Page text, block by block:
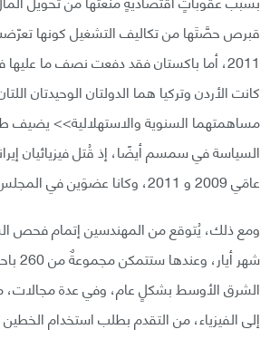
قبرص حصَّتَها من تكاليف التشغيل كونها
2011، أما باكستان فقد دفعت نصف ما عليها
كانت الأردن وتركيا هما الدولتان الوحيدتان
مساهمتهما السنوية والاستهلالية>> يضيف
السياسة في سمسم أيضًا، إذ قُتل فيزيائيان
عامَي 2009 و 2011، وكانا عضوَين في المجلس.
ومع ذلك، يُتوقع من المهندسين إتمام فحص
شهر
الشرق الأوسط بشكلٍ عام، وفي عدة مجالات،
إلى الفيزياء، من التقدم بطلب استخدام